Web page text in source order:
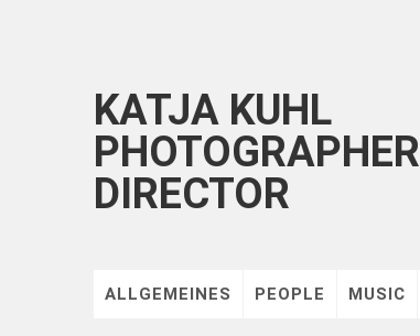
KATJA KUHL
PHOTOGRAPHER
DIRECTOR
ALLGEMEINES PEOPLE MUSIC